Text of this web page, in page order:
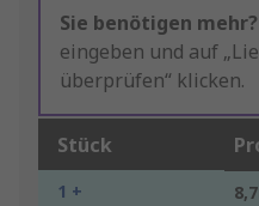
Sie benötigen mehr?
eingeben und auf
überprüfen“ klicken.
Stück
1 +